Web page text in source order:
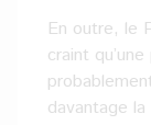
En outre, le
craint
davantage